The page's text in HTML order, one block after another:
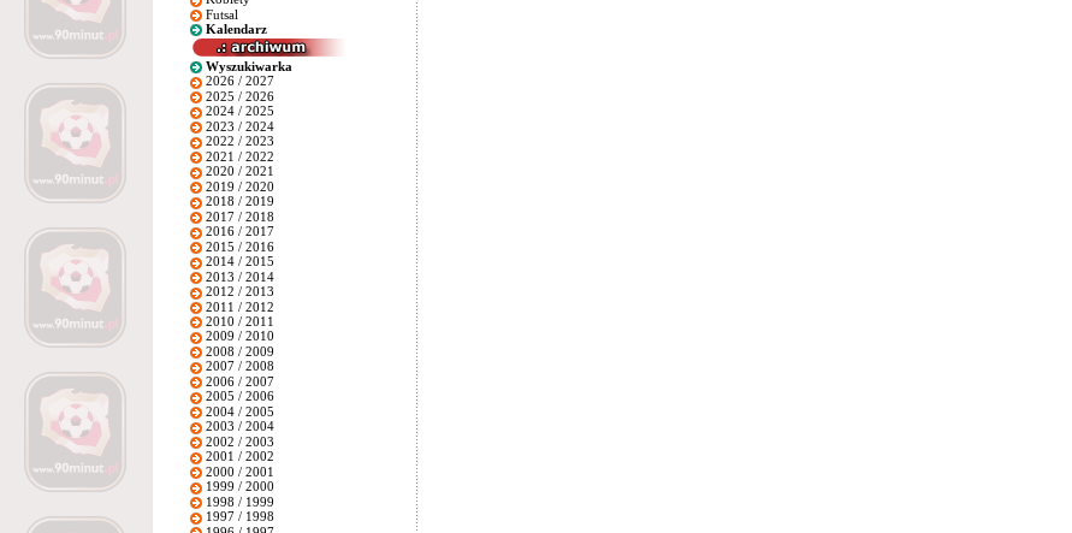
Futsal
Kalendarz
Wyszukiwarka
2026 / 2027
2025 / 2026
2024 / 2025
2023 / 2024
2022 / 2023
2021 / 2022
2020 / 2021
2019 / 2020
2018 / 2019
2017 / 2018
2016 / 2017
2015 / 2016
2014 / 2015
2013 / 2014
2012 / 2013
2011 / 2012
2010 / 2011
2009 / 2010
2008 / 2009
2007 / 2008
2006 / 2007
2005 / 2006
2004 / 2005
2003 / 2004
2002 / 2003
2001 / 2002
2000 / 2001
1999 / 2000
1998 / 1999
1997 / 1998